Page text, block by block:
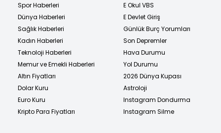
Spor Haberleri
Dünya Haberleri
Sağlık Haberleri
Kadın Haberleri
Teknoloji Haberleri
Memur ve Emekli Haberleri
Altın Fiyatları
Dolar Kuru
Euro Kuru
Kripto Para Fiyatları
E Okul VBS
E Devlet Giriş
Günlük Burç Yorumları
Son Depremler
Hava Durumu
Yol Durumu
2026 Dünya Kupası
Astroloji
Instagram Dondurma
Instagram Silme